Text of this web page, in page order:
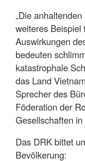
„Die
weiteres Beispiel
Auswirkungen
bedeuten
katastrophale
das Land
Sprecher des
Föderation der
Gesellschaften
Das DRK bittet
Bevölkerung: